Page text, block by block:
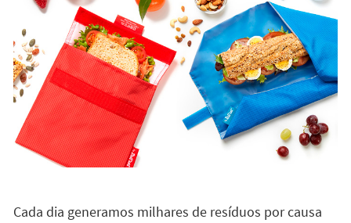
Cada dia generamos milhares de resíduos por causa